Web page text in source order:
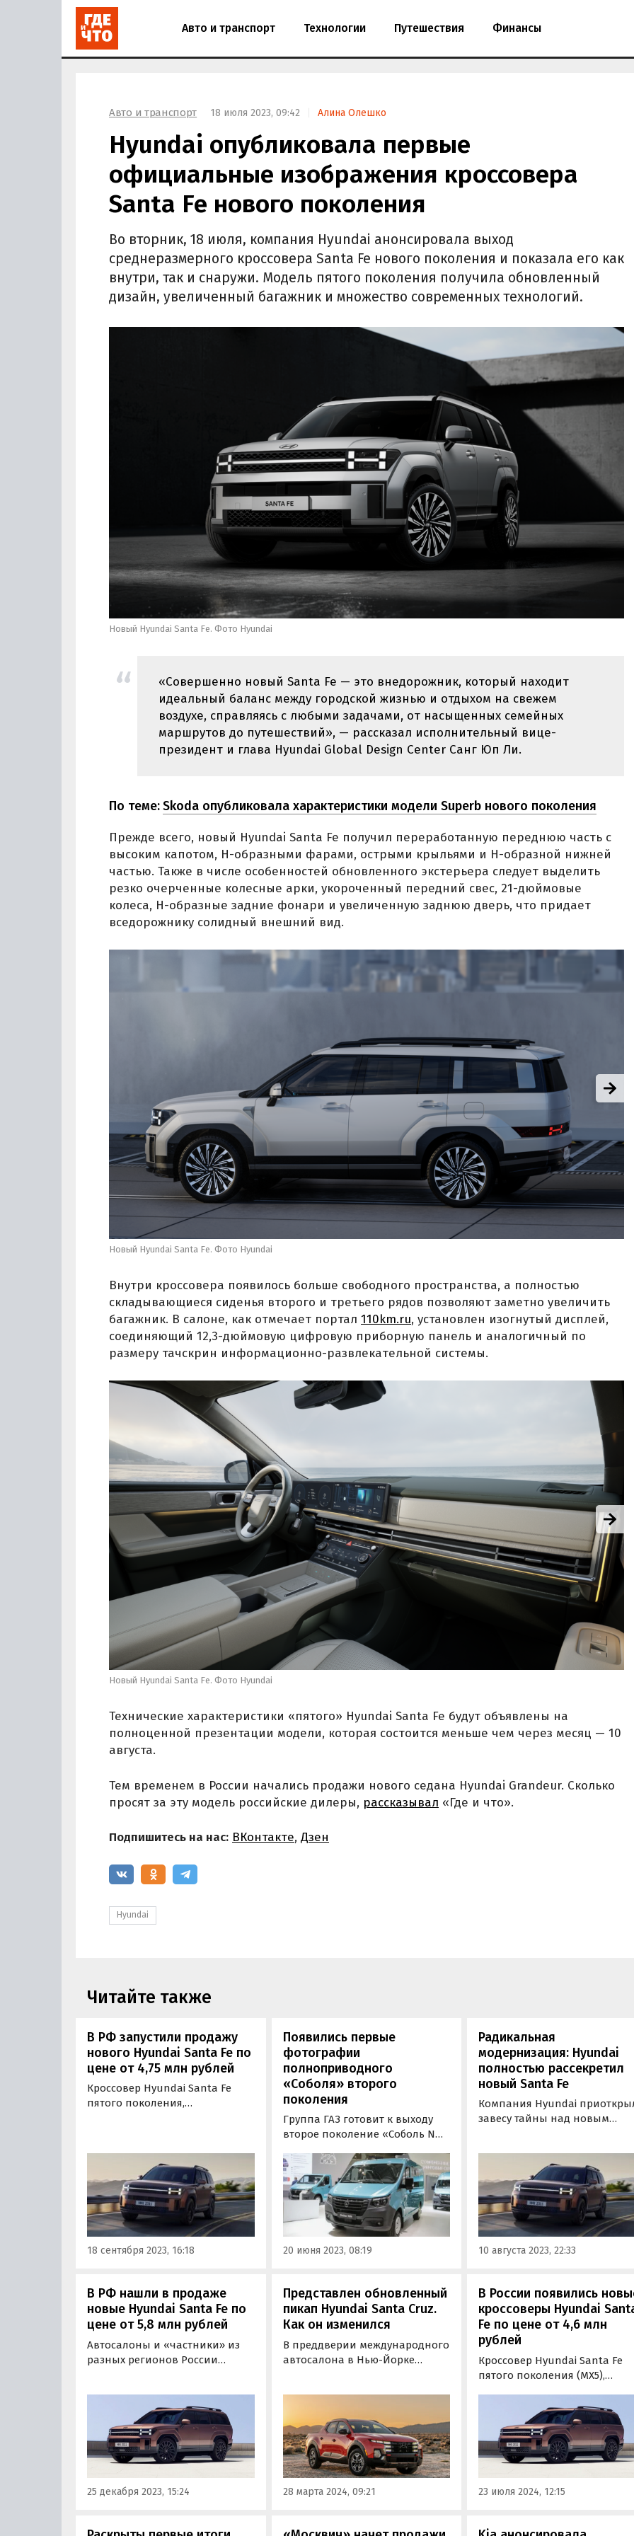
Авто и транспорт Технологии Путешествия Финансы
Авто и транспорт 18 июля 2023, 09:42 Алина Олешко
Hyundai опубликовала первые
официальные изображения кроссовера
Santa Fe нового поколения
Во вторник, 18 июля, компания Hyundai анонсировала выход
среднеразмерного кроссовера Santa Fe нового поколения и показала его как
внутри, так и снаружи. Модель пятого поколения получила обновленный
дизайн, увеличенный багажник и множество современных технологий.
Новый Hyundai Santa Fe. Фото Hyundai
«Совершенно новый Santa Fe — это внедорожник, который находит
идеальный баланс между городской жизнью и отдыхом на свежем
воздухе, справляясь с любыми задачами, от насыщенных семейных
маршрутов до путешествий», — рассказал исполнительный вице-
президент и глава Hyundai Global Design Center Санг Юп Ли.
По теме:Skoda опубликовала характеристики модели Superb нового поколения
Прежде всего, новый Hyundai Santa Fe получил переработанную переднюю часть с
высоким капотом, H-образными фарами, острыми крыльями и H-образной нижней
частью. Также в числе особенностей обновленного экстерьера следует выделить
резко очерченные колесные арки, укороченный передний свес, 21-дюймовые
колеса, H-образные задние фонари и увеличенную заднюю дверь, что придает
вседорожнику солидный внешний вид.
Новый Hyundai Santa Fe. Фото Hyundai
Внутри кроссовера появилось больше свободного пространства, а полностью
складывающиеся сиденья второго и третьего рядов позволяют заметно увеличить
багажник. В салоне, как отмечает портал 110km.ru, установлен изогнутый дисплей,
соединяющий 12,3-дюймовую цифровую приборную панель и аналогичный по
размеру тачскрин информационно-развлекательной системы.
Новый Hyundai Santa Fe. Фото Hyundai
Технические характеристики «пятого» Hyundai Santa Fe будут объявлены на
полноценной презентации модели, которая состоится меньше чем через месяц — 10
августа.
Тем временем в России начались продажи нового седана Hyundai Grandeur. Сколько
просят за эту модель российские дилеры, рассказывал «Где и что».
Подпишитесь на нас: ВКонтакте, Дзен
Hyundai
Читайте также
В РФ запустили продажу
нового Hyundai Santa Fe по
цене от 4,75 млн рублей
Кроссовер Hyundai Santa Fe
пятого поколения,
российских классифайдах.
Автосалоны из Тюмени и
Владивостока предлагают
новинку под заказ, прося за
нее от 4,75 до 6,5 млн рублей…
18 сентября 2023, 16:18
Появились первые
фотографии
полноприводного
«Соболя» второго
поколения
Группа ГАЗ готовит к выходу
второе поколение «Соболь NN
интерьера и подвески новой
модели поделился с публикой
Telegram-канал No Limits, пишут
«Автоновости дня».
20 июня 2023, 08:19
Радикальная
модернизация: Hyundai
полностью рассекретил
новый Santa Fe
Компания Hyundai
завесу тайны над новым
Hyundai Santa Fe. Еще в июле
производитель рассекретил
его дизайн, а теперь
о технических
10 августа 2023, 22:33
В РФ нашли в продаже
новые Hyundai Santa Fe по
цене от 5,8 млн рублей
Автосалоны и «частники» из
разных регионов России
Fe в последнем кузове (MX5).
Кроссоверы пятой генерации
предлагаются как из наличия,
так и под заказ по цене от 5 800
000 рублей, пишут…
25 декабря 2023, 15:24
Представлен обновленный
пикап Hyundai Santa Cruz.
Как он изменился
В преддверии международного
автосалона в Нью-Йорке
претерпела незначительные
изменения во внешности и в
интерьере.
28 марта 2024, 09:21
В России появились
кроссоверы Hyundai
Fe по цене от 4,6 млн
рублей
Кроссовер Hyundai Santa Fe
пятого поколения (MX5),
премьеру в августе прошлого
года, поставляется в Россию
«серым» путем. Сегодня эти
машины продаются на
из классифайдов как из
наличия, так и под заказ, и
стоят от 4 600 000…
23 июля 2024, 12:15